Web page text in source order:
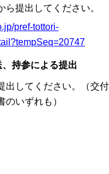
ら提出してください。
pref-tottori-
持参による提出
出してください。（交付
のいずれも）